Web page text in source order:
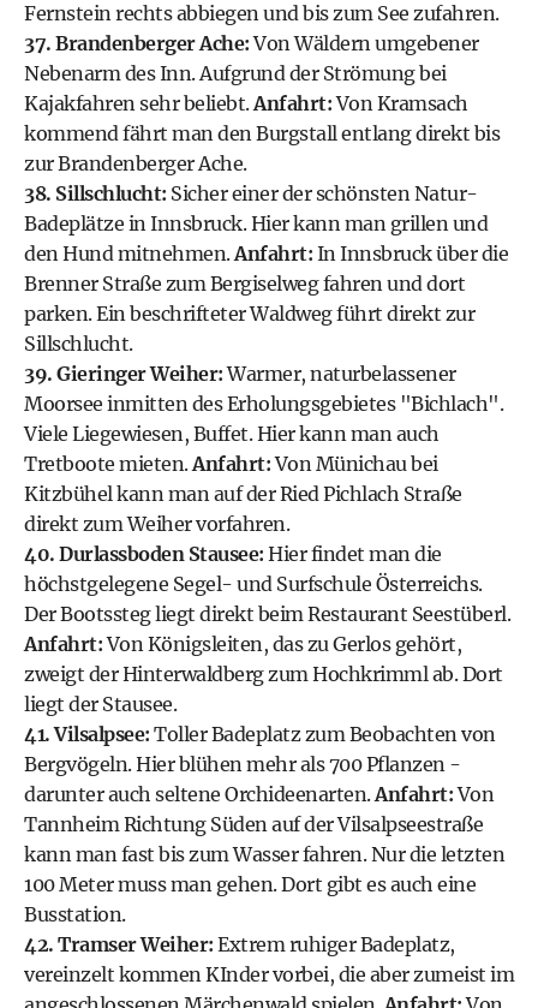
Fernstein rechts abbiegen und bis zum See zufahren.
37. Brandenberger Ache:Von Wäldern umgebener
Nebenarm des Inn. Aufgrund der Strömung bei
Kajakfahren sehr beliebt.Anfahrt:Von Kramsach
kommend fährt man den Burgstall entlang direkt bis
zur Brandenberger Ache.
38. Sillschlucht: Sicher einer der schönsten Natur-
Badeplätze in Innsbruck. Hier kann man grillen und
den Hund mitnehmen.Anfahrt: In Innsbruck über die
Brenner Straße zum Bergiselweg fahren und dort
parken. Ein beschrifteter Waldweg führt direkt zur
Sillschlucht.
39. Gieringer Weiher:Warmer, naturbelassener
Moorsee inmitten des Erholungsgebietes "Bichlach".
Viele Liegewiesen, Buffet. Hier kann man auch
Tretboote mieten.Anfahrt:Von Münichau bei
Kitzbühel kann man auf der Ried Pichlach Straße
direkt zum Weiher vorfahren.
40. Durlassboden Stausee: Hier findet man die
höchstgelegene Segel- und Surfschule Österreichs.
Der Bootssteg liegt direkt beim Restaurant Seestüberl.
Anfahrt:Von Königsleiten, das zu Gerlos gehört,
zweigt der Hinterwaldberg zum Hochkrimml ab. Dort
liegt der Stausee.
41. Vilsalpsee: Toller Badeplatz zum Beobachten von
Bergvögeln. Hier blühen mehr als 700 Pflanzen -
darunter auch seltene Orchideenarten.Anfahrt:Von
Tannheim Richtung Süden auf der Vilsalpseestraße
kann man fast bis zum Wasser fahren. Nur die letzten
100 Meter muss man gehen. Dort gibt es auch eine
Busstation.
42. Tramser Weiher: Extrem ruhiger Badeplatz,
vereinzelt kommen KInder vorbei, die aber zumeist im